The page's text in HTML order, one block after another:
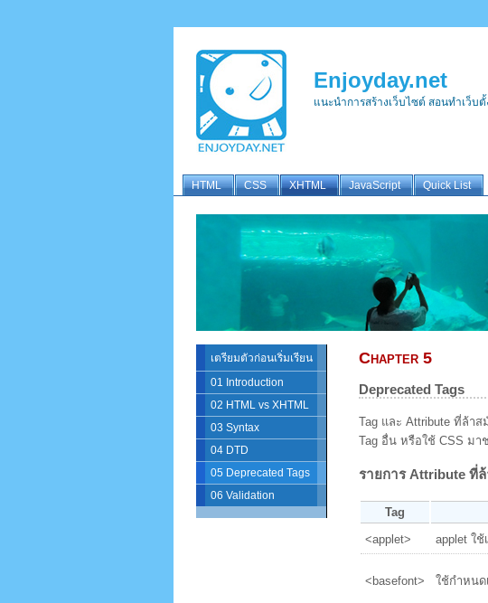
Enjoyday.net
แนะนำการสร้างเว็บไซต์ สอนทำเว็บ
HTML CSS XHTML JavaScript Quick List
เตรียมตัวก่อนเริ่มเรียน
01 Introduction
02 HTML vs XHTML
03 Syntax
04 DTD
05 Deprecated Tags
06 Validation
Chapter 5
Deprecated Tags
Tag และ Attribute ที่ล้า
Tag อื่น หรือใช้ CSS มา
รายการ Attribute ที่
Tag
<applet>
applet ใช้
<basefont> ใช้กำหน